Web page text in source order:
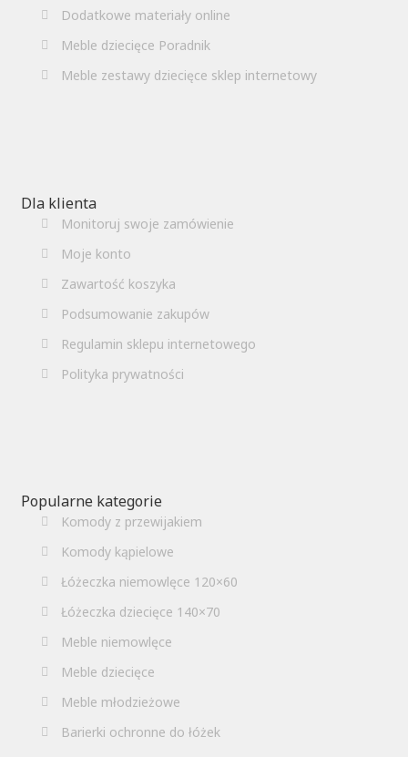
Dodatkowe materiały online
Meble dziecięce Poradnik
Meble zestawy dziecięce sklep internetowy
Dla klienta
Monitoruj swoje zamówienie
Moje konto
Zawartość koszyka
Podsumowanie zakupów
Regulamin sklepu internetowego
Polityka prywatności
Popularne kategorie
Komody z przewijakiem
Komody kąpielowe
Łóżeczka niemowlęce 120×60
Łóżeczka dziecięce 140×70
Meble niemowlęce
Meble dziecięce
Meble młodzieżowe
Barierki ochronne do łóżek